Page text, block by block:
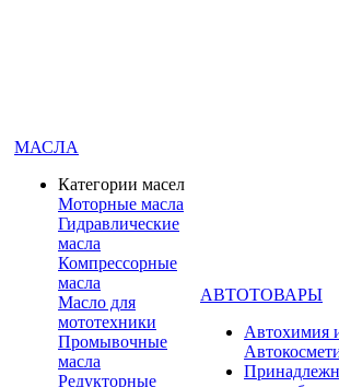
МАСЛА
Категории масел
Моторные масла
Гидравлические
масла
Компрессорные
масла
Масло для
мототехники
Промывочные
масла
Редукторные
АВТОТОВАРЫ
Автохимия